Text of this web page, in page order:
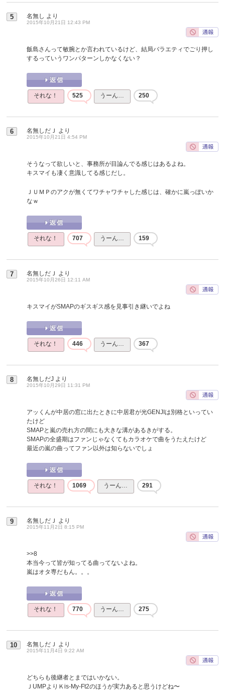
5 名無し より
2015年10月21日 12:43 PM
飯島さんって敏腕とか言われているけど、結局バラエティでごり押し
するっていうワンパターンしかなくない？
それな！ 525 うーん… 250
6 名無しだＪ より
2015年10月21日 4:54 PM
そうなって欲しいと、事務所が目論んでる感じはあるよね。
キスマイも凄く意識してる感じだし。
ＪＵＭＰのアクが無くてワチャワチャした感じは、確かに嵐っぽいか
なｗ
それな！ 707 うーん… 159
7 名無しだＪ より
2015年10月26日 12:11 AM
キスマイがSMAPのギスギス感を見事引き継いでよね
それな！ 446 うーん… 367
8 名無しだJ より
2015年10月29日 11:31 PM
アッくんが中居の窓に出たときに中居君が光GENJIは別格といってい
たけど
SMAPと嵐の売れ方の間にも大きな溝があるきがする。
SMAPの全盛期はファンじゃなくてもカラオケで曲をうたえたけど
最近の嵐の曲ってファン以外は知らないでしょ
それな！ 1069 うーん… 291
9 名無しだＪ より
2015年11月2日 8:15 PM
>>8
本当今って皆が知ってる曲ってないよね。
嵐はオタ専だもん。。。
それな！ 770 うーん… 275
10 名無しだＪ より
2015年11月4日 9:22 AM
どちらも後継者とまではいかない。
ＪUMPよりＫis-My-Ft2のほうが実力あると思うけどね〜